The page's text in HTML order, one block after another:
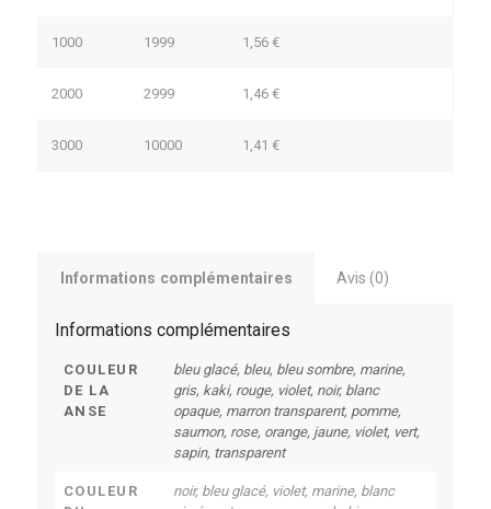
1000 1999 1,56 €
2000 2999 1,46 €
3000 10000 1,41 €
Informations complémentaires Avis (0)
Informations complémentaires
COULEUR
DE LA
ANSE
bleu glacé, bleu, bleu sombre, marine,
gris, kaki, rouge, violet, noir, blanc
opaque, marron transparent, pomme,
saumon, rose, orange, jaune, violet, vert,
sapin, transparent
COULEUR
noir, bleu glacé, violet, marine, blanc